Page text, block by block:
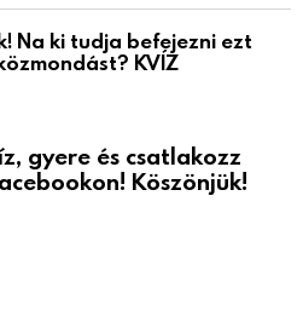
Na ki tudja befejezni ezt
KVÍZ
gyere és csatlakozz
Köszönjük!